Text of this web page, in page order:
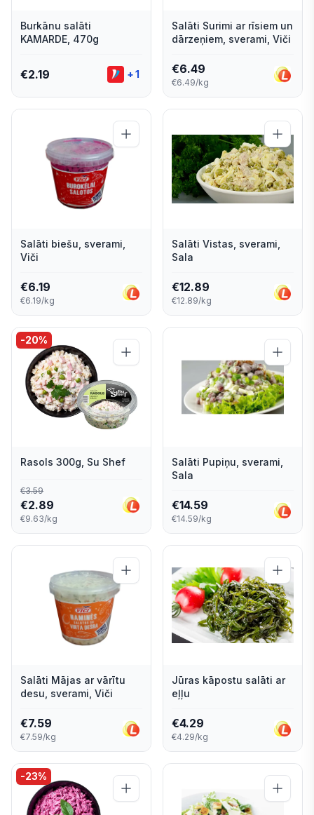
Burkānu salāti
KAMARDE, 470g
€2.19 +1
Salāti Surimi ar rīsiem un
dārzeņiem, sverami, Viči
€6.49
€6.49/kg
Salāti biešu, sverami,
Viči
€6.19
€6.19/kg
Salāti Vistas, sverami,
Sala
€12.89
€12.89/kg
-20%
Rasols 300g, Su Shef
€3.59
€2.89
€9.63/kg
Salāti Pupiņu, sverami,
Sala
€14.59
€14.59/kg
Salāti Mājas ar vārītu
desu, sverami, Viči
€7.59
€7.59/kg
Jūras kāpostu salāti ar
eļļu
€4.29
€4.29/kg
-23%